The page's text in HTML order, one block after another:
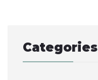
Categories